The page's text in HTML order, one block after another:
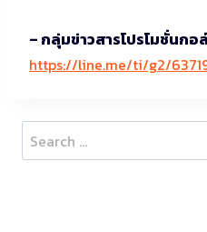
– กลุ่มข่าวสารโปรโมชั่นกอ
https://line.me/ti/g2/
Search
for: